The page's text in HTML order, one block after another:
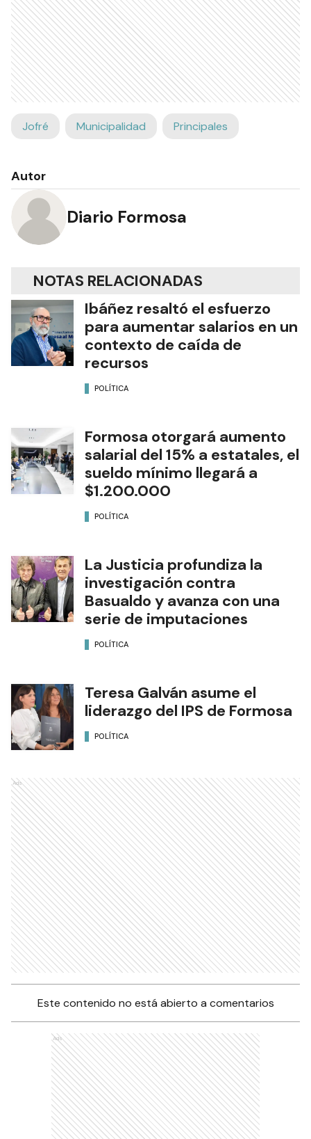
Jofré Municipalidad Principales
Autor
Diario Formosa
NOTAS RELACIONADAS
Ibáñez resaltó el esfuerzo
para aumentar salarios en un
contexto de caída de
recursos
POLÍTICA
Formosa otorgará aumento
salarial del 15% a estatales, el
sueldo mínimo llegará a
$1.200.000
POLÍTICA
La Justicia profundiza la
investigación contra
Basualdo y avanza con una
serie de imputaciones
POLÍTICA
Teresa Galván asume el
liderazgo del IPS de Formosa
POLÍTICA
Ads
Este contenido no está abierto a comentarios
Ads